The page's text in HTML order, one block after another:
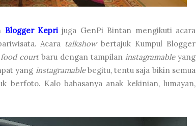
Blogger Keprijuga GenPi Bintan mengikuti acara
Acara talkshowbertajuk Kumpul Blogger
food courtbaru dengan tampilan instagramableyang
yang instagramablebegitu, tentu saja bikin semua
berfoto. Kalo bahasanya anak kekinian, lumayan,